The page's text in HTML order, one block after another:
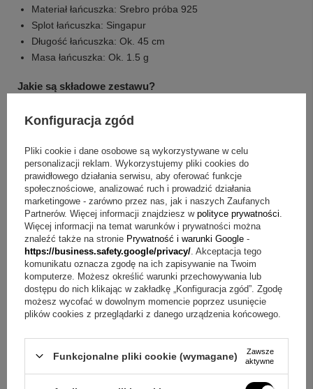
Materiał łańcuszka: Srebro próba 925
Splot łańcuszka: Singapur
Długość łańcuszka: Ok. 45 cm
Masa łańcuszka: Ok. 1.5 g
Jakie są składowe zestawu?
Srebrna zawieszka z aniołkiem.
Srebrny łańcuszek.
Ozdobne białe pudełeczko.
Metalowa tabliczka z Państwa osobistą dedykacją np.
życzeniami, grafiką itp.
Torebka prezentowa z błękitną wstążką.
Masz pytania? Sprawdź odpowiedzi
Pytanie:Jak wygląda motyw zawieszki?Odpowiedź:
Zawieszka przedstawia aniołka trzymającego serduszko, z
delikatnie ozdobioną sukienką i ażurowym serduszkiem.
Pytanie: Jak dodać osobistą dedykację do kompletu?
Odpowiedź:
W pudełeczku można umieścić metalową
tabliczkę z Państwa osobistą dedykacją, a treść ustalają
Pytanie:Jakie treści mogą znaleźć się na tabliczce?
Mogą to być życzenia, grafika lub zdjęcie, a
Konfiguracja zgód
Pliki cookie i dane osobowe są wykorzystywane w celu
personalizacji reklam. Wykorzystujemy pliki cookies do
prawidłowego działania serwisu, aby oferować funkcje
społecznościowe, analizować ruch i prowadzić działania
marketingowe - zarówno przez nas, jak i naszych Zaufanych
Partnerów. Więcej informacji znajdziesz w polityce prywatności
Więcej informacji na temat warunków i prywatności można
znaleźć także na stronie Prywatność i warunki Google -
https://business.safety.google/privacy/ . Akceptacja tego
komunikatu oznacza zgodę na ich zapisywanie na Twoim
komputerze. Możesz określić warunki przechowywania lub
dostępu do nich klikając w zakładkę „Konfiguracja zgód”. Zgodę
możesz wycofać w dowolnym momencie poprzez usunięcie
plików cookies z przeglądarki z danego urządzenia końcowego.
Funkcjonalne pliki cookie (wymagane)
Zawsze
aktywne